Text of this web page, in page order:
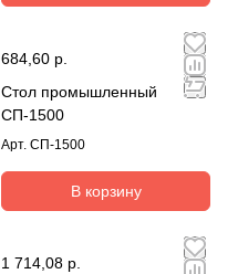
684,60 р.
Стол промышленный
СП-1500
Арт. СП-1500
В корзину
1 714,08 р.